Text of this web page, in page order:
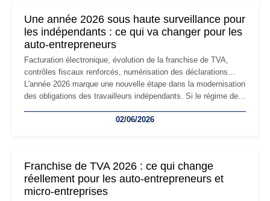
Une année 2026 sous haute surveillance pour
les indépendants : ce qui va changer pour les
auto-entrepreneurs
Facturation électronique, évolution de la franchise de TVA,
contrôles fiscaux renforcés, numérisation des déclarations…
L'année 2026 marque une nouvelle étape dans la modernisation
des obligations des travailleurs indépendants. Si le régime de
les auto-entrepreneurs devront s'adapter à un environnement
02/06/2026
Franchise de TVA 2026 : ce qui change
réellement pour les auto-entrepreneurs et
micro-entreprises